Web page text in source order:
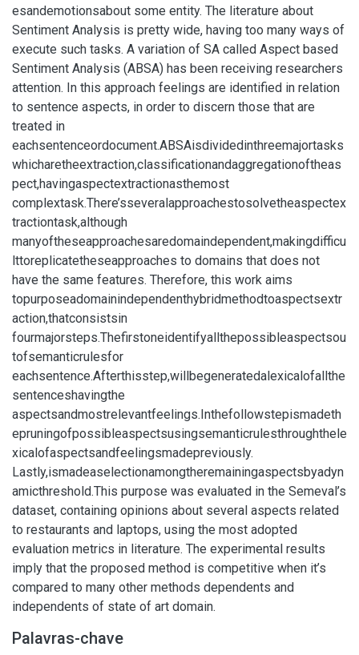
esandemotionsabout some entity. The literature about
Sentiment Analysis is pretty wide, having too many ways of
execute such tasks. A variation of SA called Aspect based
Sentiment Analysis (ABSA) has been receiving researchers
attention. In this approach feelings are identified in relation
to sentence aspects, in order to discern those that are
treated in
eachsentenceordocument.ABSAisdividedinthreemajortasks
whicharetheextraction,classificationandaggregationoftheas
pect,havingaspectextractionasthemost
complextask.There’sseveralapproachestosolvetheaspectex
tractiontask,although
manyoftheseapproachesaredomaindependent,makingdifficu
lttoreplicatetheseapproaches to domains that does not
have the same features. Therefore, this work aims
topurposeadomainindependenthybridmethodtoaspectsextr
action,thatconsistsin
fourmajorsteps.Thefirstoneidentifyallthepossibleaspectsou
tofsemanticrulesfor
eachsentence.Afterthisstep,willbegeneratedalexicalofallthe
sentenceshavingthe
aspectsandmostrelevantfeelings.Inthefollowstepismadeth
epruningofpossibleaspectsusingsemanticrulesthroughthele
xicalofaspectsandfeelingsmadepreviously.
Lastly,ismadeaselectionamongtheremainingaspectsbyadyn
amicthreshold.This purpose was evaluated in the Semeval’s
dataset, containing opinions about several aspects related
to restaurants and laptops, using the most adopted
evaluation metrics in literature. The experimental results
imply that the proposed method is competitive when it’s
compared to many other methods dependents and
independents of state of art domain.
Palavras-chave